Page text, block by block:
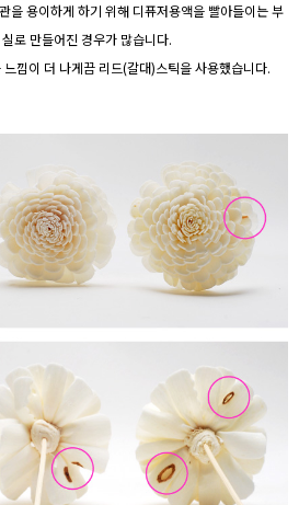
을 용이하게 하기 위해 디퓨저용액을 빨아들이는 부
로 만들어진 경우가 많습니다.
낌이 더 나게끔 리드(갈대)스틱을 사용했습니다.